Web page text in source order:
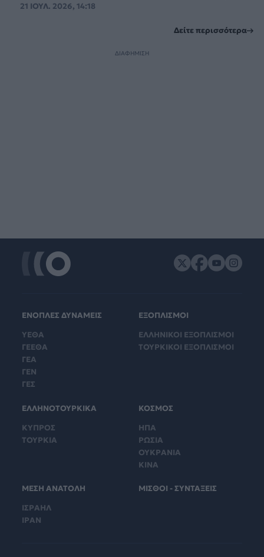
21 ΙΟΥΛ. 2026, 14:18
Δείτε περισσότερα
ΔΙΑΦΗΜΙΣΗ
ΕΝΟΠΛΕΣ ΔΥΝΑΜΕΙΣ
ΥΕΘΑ
ΓΕΕΘΑ
ΓΕΑ
ΓΕΝ
ΓΕΣ
ΕΞΟΠΛΙΣΜΟΙ
ΕΛΛΗΝΙΚΟΙ ΕΞΟΠΛΙΣΜΟΙ
ΤΟΥΡΚΙΚΟΙ ΕΞΟΠΛΙΣΜΟΙ
ΕΛΛΗΝΟΤΟΥΡΚΙΚΑ
ΚΥΠΡΟΣ
ΤΟΥΡΚΙΑ
ΚΟΣΜΟΣ
ΗΠΑ
ΡΩΣΙΑ
ΟΥΚΡΑΝΙΑ
ΚΙΝΑ
ΜΕΣΗ ΑΝΑΤΟΛΗ
ΙΣΡΑΗΛ
ΙΡΑΝ
ΜΙΣΘΟΙ - ΣΥΝΤΑΞΕΙΣ